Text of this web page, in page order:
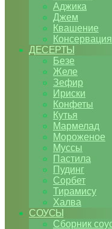
Аджика
Джем
Квашение
Консервация
ДЕСЕРТЫ
Безе
Желе
Зефир
Ириски
Конфеты
Кутья
Мармелад
Мороженое
Муссы
Пастила
Пудинг
Сорбет
Тирамису
Халва
СОУСЫ
Сборник